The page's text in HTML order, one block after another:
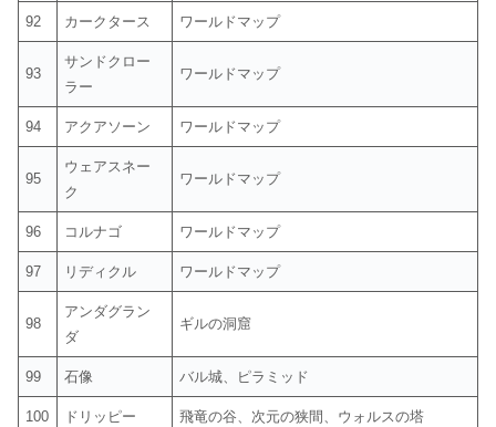
92 カークタース ワールドマップ
93
サンドクロー
ラー
ワールドマップ
94 アクアソーン ワールドマップ
95
ウェアスネー
ク
ワールドマップ
96 コルナゴ ワールドマップ
97 リディクル ワールドマップ
98
アンダグラン
ダ
ギルの洞窟
99 石像 バル城、ピラミッド
100 ドリッピー 飛竜の谷、次元の狭間、ウォルスの塔